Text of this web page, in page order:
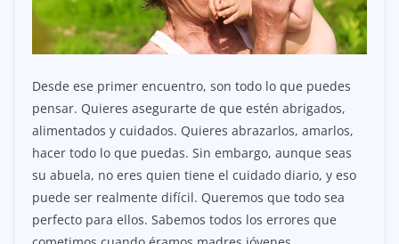
Desde ese primer encuentro, son todo lo que puedes
pensar. Quieres asegurarte de que estén abrigados,
alimentados y cuidados. Quieres abrazarlos, amarlos,
hacer todo lo que puedas. Sin embargo, aunque seas
su abuela, no eres quien tiene el cuidado diario, y eso
puede ser realmente difícil. Queremos que todo sea
perfecto para ellos. Sabemos todos los errores que